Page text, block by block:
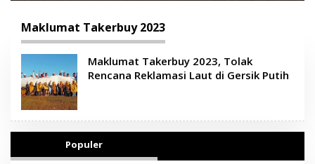
Maklumat Takerbuy 2023
Maklumat Takerbuy 2023, Tolak
Rencana Reklamasi Laut di Gersik Putih
Populer